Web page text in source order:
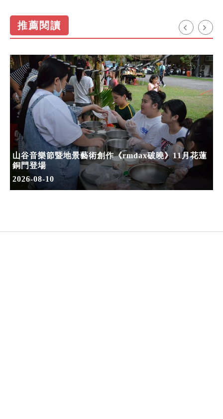
推薦閱讀
山谷音樂節暨地景藝術創作《rmdax破曉》11月花蓮
銅門登場
2026-08-10